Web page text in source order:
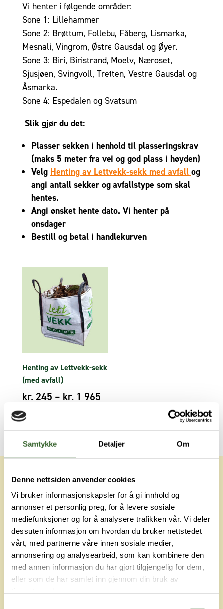
Samtykke Detaljer Om
Denne nettsiden anvender cookies
Vi bruker informasjonskapsler for å gi innhold og
annonser et personlig preg, for å levere sosiale
mediefunksjoner og for å analysere trafikken vår. Vi deler
dessuten informasjon om hvordan du bruker nettstedet
vårt, med partnerne våre innen sosiale medier,
annonsering og analysearbeid, som kan kombinere den
med annen informasjon du har gjort tilgjengelig for dem,
eller som de har samlet inn gjennom din bruk av
Vi henter i følgende områder:
Sone 1: Lillehammer
Sone 2: Brøttum, Follebu, Fåberg, Lismarka,
Mesnali, Vingrom, Østre Gausdal og Øyer.
Sone 3: Biri, Biristrand, Moelv, Næroset,
Sjusjøen, Svingvoll, Tretten, Vestre Gausdal og
Åsmarka.
Sone 4: Espedalen og Svatsum
Slik gjør du det:
Plasser sekken i henhold til plasseringskrav
(maks 5 meter fra vei og god plass i høyden)
Velg Henting av Lettvekk-sekk med avfall og
angi antall sekker og avfallstype som skal
hentes.
Angi ønsket hente dato. Vi henter på
onsdager
Bestill og betal i handlekurven
Henting av Lettvekk-sekk
(med avfall)
kr 245 – kr 1 965Prisområde:
kr1
965